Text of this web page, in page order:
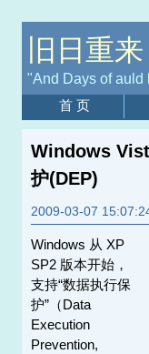
旧日重来
"And Days of auld
首 页
Windows
护(DEP)
2009-03-07
Windows 从 XP
SP2 版本开始，
支持“数据执行保
护”（Data
Execution
Prevention,